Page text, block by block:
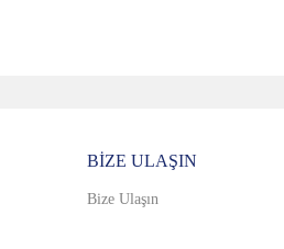
BIZE ULAŞIN
Bize Ulaşın